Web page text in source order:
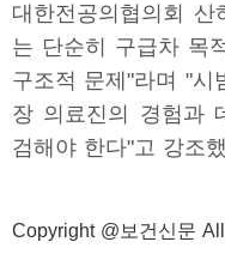
대한전공의협의회 산
는 단순히 구급차 목
구조적 문제"라며 "시
장 의료진의 경험과
검해야 한다"고 강조
Copyright @보건신문